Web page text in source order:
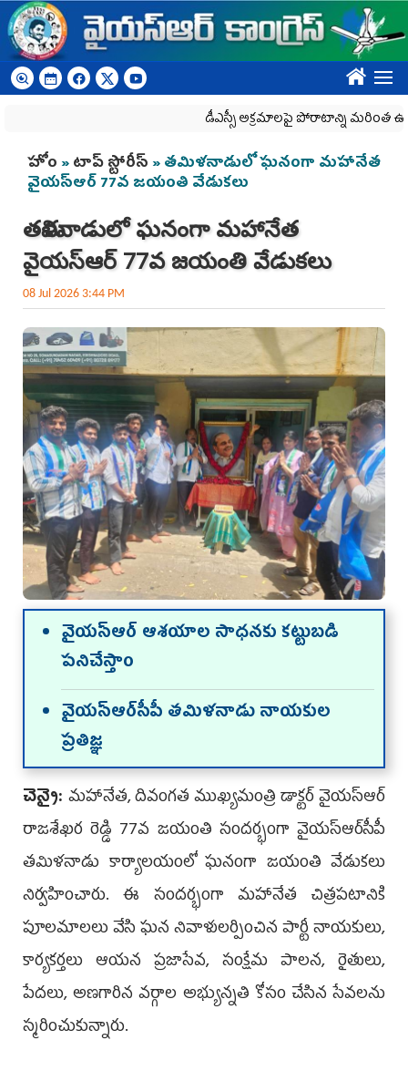
Skip to main content
????
డీఎస్సీ అక్రమాలపై పోరాటాన్ని మరింత
You are here
హోం »టాప్ స్టోరీస్ » తమిళనాడులో ఘనంగా మహానేత
వైయ‌స్ఆర్ 77వ జయంతి వేడుకలు
తమిళనాడులో ఘనంగా మహానేత
వైయ‌స్ఆర్ 77వ జయంతి వేడుకలు
08 Jul 2026 3:44 PM
వైయ‌స్ఆర్ ఆశయాల సాధనకు కట్టుబడి
పనిచేస్తాం
వైయ‌స్ఆర్‌సీపీ తమిళనాడు నాయకుల
ప్రతిజ్ఞ
చెన్నై: మహానేత, దివంగత ముఖ్యమంత్రి డాక్టర్ వైయ‌స్ఆర్
రాజశేఖర రెడ్డి 77వ జయంతి సందర్భంగా వైయ‌స్ఆర్‌సీపీ
తమిళనాడు కార్యాలయంలో ఘనంగా జయంతి వేడుకలు
నిర్వహించారు. ఈ సందర్భంగా మహానేత చిత్రపటానికి
పూలమాలలు వేసి ఘన నివాళులర్పించిన పార్టీ నాయకులు,
కార్యకర్తలు ఆయన ప్రజాసేవ, సంక్షేమ పాలన, రైతులు,
పేదలు, అణగారిన వర్గాల అభ్యున్నతి కోసం చేసిన సేవలను
స్మరించుకున్నారు.